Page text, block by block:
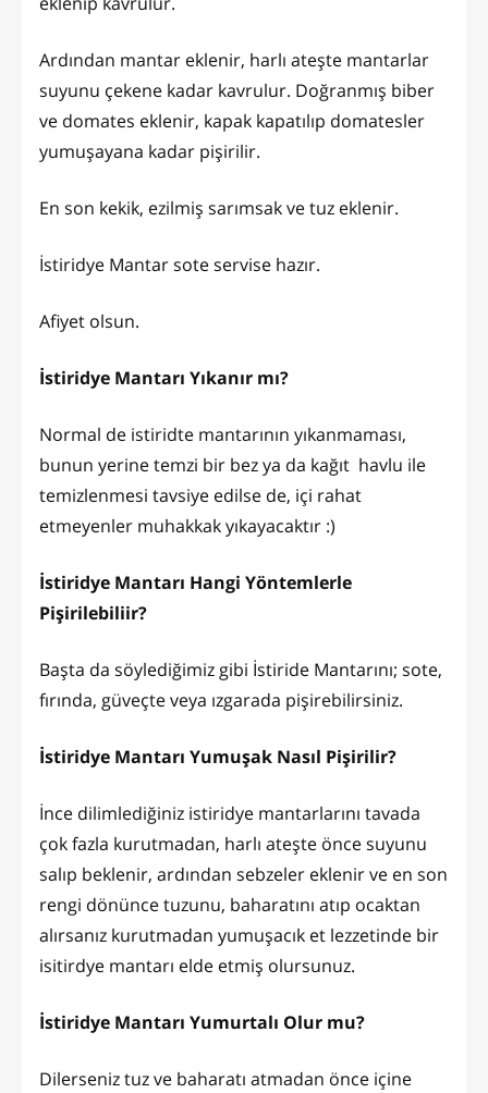
Ardından mantar eklenir, harlı ateşte mantarlar
suyunu çekene kadar kavrulur. Doğranmış biber
ve domates eklenir, kapak kapatılıp domatesler
yumuşayana kadar pişirilir.
En son kekik, ezilmiş sarımsak ve tuz eklenir.
İstiridye Mantar sote servise hazır.
Afiyet olsun.
İstiridye Mantarı Yıkanır mı?
Normal de istiridte mantarının yıkanmaması,
bunun yerine temzi bir bez ya da kağıt havlu ile
temizlenmesi tavsiye edilse de, içi rahat
etmeyenler muhakkak yıkayacaktır :)
İstiridye Mantarı Hangi Yöntemlerle
Pişirilebiliir?
Başta da söylediğimiz gibi İstiride Mantarını; sote,
fırında, güveçte veya ızgarada pişirebilirsiniz.
İstiridye Mantarı Yumuşak Nasıl Pişirilir?
İnce dilimlediğiniz istiridye mantarlarını tavada
çok fazla kurutmadan, harlı ateşte önce suyunu
salıp beklenir, ardından sebzeler eklenir ve en son
rengi dönünce tuzunu, baharatını atıp ocaktan
alırsanız kurutmadan yumuşacık et lezzetinde bir
isitirdye mantarı elde etmiş olursunuz.
İstiridye Mantarı Yumurtalı Olur mu?
Dilerseniz tuz ve baharatı atmadan önce içine